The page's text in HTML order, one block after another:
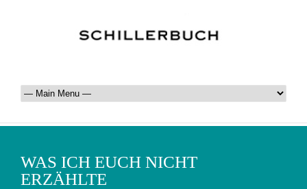
WAS ICH EUCH NICHT
ERZÄHLTE